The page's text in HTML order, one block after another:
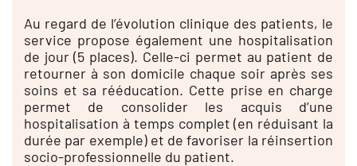
Au regard de l’évolution clinique des patients, le
service propose également une hospitalisation
de jour (5 places). Celle-ci permet au patient de
retourner à son domicile chaque soir après ses
soins et sa rééducation. Cette prise en charge
permet de consolider les acquis d’une
hospitalisation à temps complet (en réduisant la
durée par exemple) et de favoriser la réinsertion
socio-professionnelle du patient.